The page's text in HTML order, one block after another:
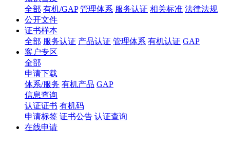
全部 有机/GAP 管理体系 服务认证 相关标准 法律法规
公开文件
证书样本
全部 服务认证 产品认证 管理体系 有机认证 GAP
客户专区
全部
申请下载
体系/服务 有机产品 GAP
信息查询
认证证书 有机码
申请标签 证书公告 认证查询
在线申请